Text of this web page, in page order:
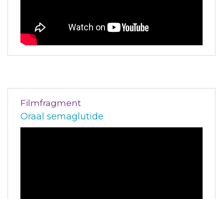
Filmfragment
Oraal semaglutide